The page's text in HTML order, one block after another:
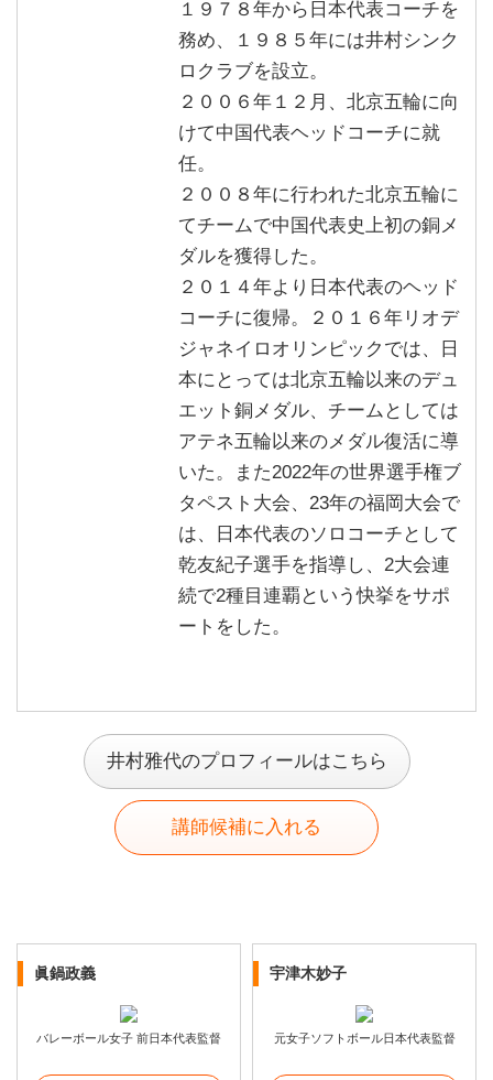
１９７８年から日本代表コーチを
務め、１９８５年には井村シンク
ロクラブを設立。
２００６年１２月、北京五輪に向
けて中国代表ヘッドコーチに就
任。
２００８年に行われた北京五輪に
てチームで中国代表史上初の銅メ
ダルを獲得した。
２０１４年より日本代表のヘッド
コーチに復帰。２０１６年リオデ
ジャネイロオリンピックでは、日
本にとっては北京五輪以来のデュ
エット銅メダル、チームとしては
アテネ五輪以来のメダル復活に導
いた。また2022年の世界選手権ブ
タペスト大会、23年の福岡大会で
は、日本代表のソロコーチとして
乾友紀子選手を指導し、2大会連
続で2種目連覇という快挙をサポ
ートをした。
井村雅代のプロフィールはこちら
講師候補に入れる
眞鍋政義
バレーボール女子 前日本代表監督
宇津木妙子
元女子ソフトボール日本代表監督